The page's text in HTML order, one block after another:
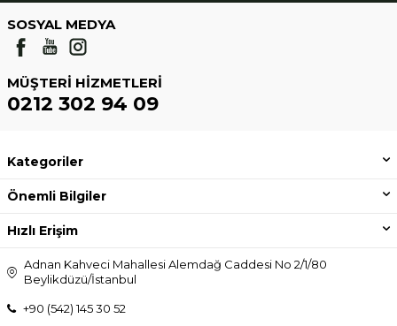
SOSYAL MEDYA
MÜŞTERI HIZMETLERI
0212 302 94 09
Kategoriler
Önemli Bilgiler
Hızlı Erişim
Adnan Kahveci Mahallesi Alemdağ Caddesi No 2/1/80
Beylikdüzü/İstanbul
+90 (542) 145 30 52